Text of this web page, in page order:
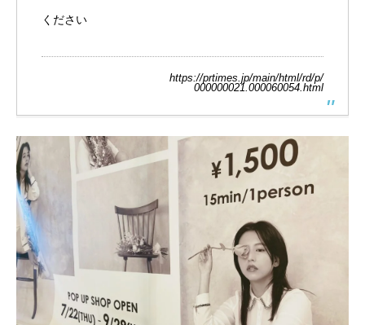
ください
https://prtimes.jp/main/html/rd/p/
000000021.000060054.html